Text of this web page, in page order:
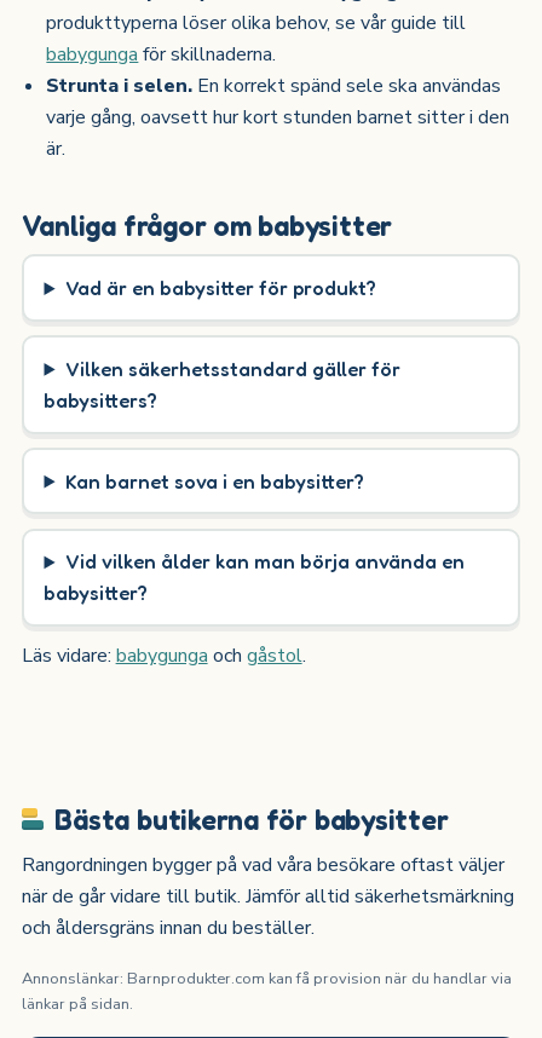
produkttyperna löser olika behov, se vår guide till
babygunga för skillnaderna.
Strunta i selen. En korrekt spänd sele ska användas
varje gång, oavsett hur kort stunden barnet sitter i den
är.
Vanliga frågor om babysitter
Vad är en babysitter för produkt?
Vilken säkerhetsstandard gäller för
babysitters?
Kan barnet sova i en babysitter?
Vid vilken ålder kan man börja använda en
babysitter?
Läs vidare: babygunga och gåstol.
Bästa butikerna för babysitter
Rangordningen bygger på vad våra besökare oftast väljer
när de går vidare till butik. Jämför alltid säkerhetsmärkning
och åldersgräns innan du beställer.
Annonslänkar: Barnprodukter.com kan få provision när du handlar via
länkar på sidan.